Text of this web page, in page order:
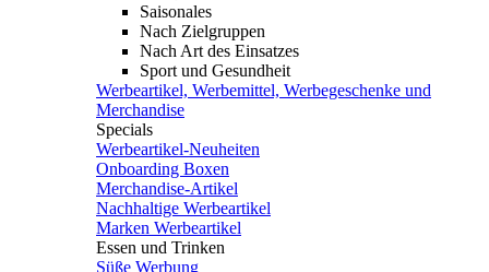
Saisonales
Nach Zielgruppen
Nach Art des Einsatzes
Sport und Gesundheit
Werbeartikel, Werbemittel, Werbegeschenke und
Merchandise
Specials
Werbeartikel-Neuheiten
Onboarding Boxen
Merchandise-Artikel
Nachhaltige Werbeartikel
Marken Werbeartikel
Essen und Trinken
Süße Werbung